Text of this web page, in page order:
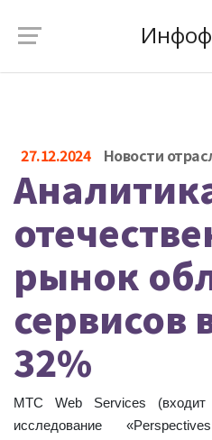
27.12.2024 Новости
рынок
сервисов
32%
МТС Web Services
исследование